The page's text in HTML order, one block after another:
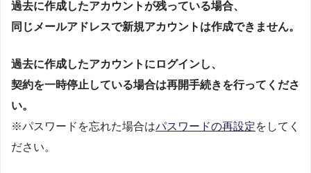
過去に作成したアカウントが残っている場合、
同じメールアドレスで新規アカウントは作成できません。
過去に作成したアカウントにログインし、
契約を一時停止している場合は再開手続きを行ってくださ
い。
※パスワードを忘れた場合はパスワードの再設定をしてく
ださい。